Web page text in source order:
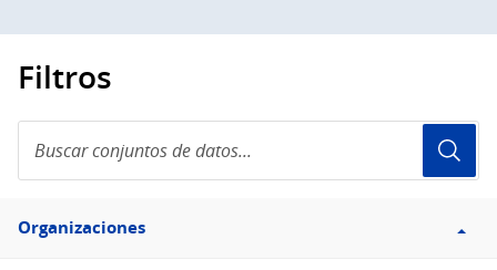
Filtros
conjuntos
de
Filtro
Organizaciones
Organizaciones